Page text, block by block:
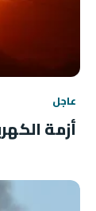
عاجل
أزمة